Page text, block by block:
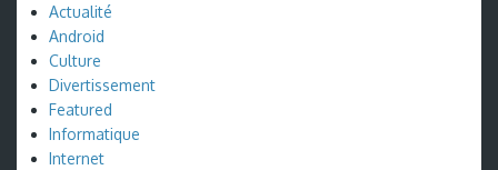
Actualité
Android
Culture
Divertissement
Featured
Informatique
Internet